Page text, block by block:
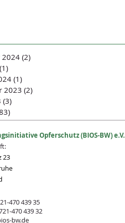
2024(2)
(1)
(1)
2023 (2)
(3)
Opferschutz (BIOS-BW) e.V.
23
470 439 35
470 439 32
bw.de